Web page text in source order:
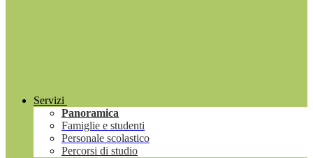
Servizi
Panoramica
Famiglie e studenti
Personale scolastico
Percorsi di studio